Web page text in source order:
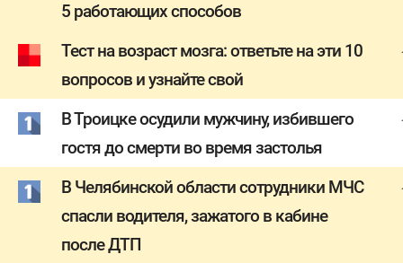
5 работающих способов
Тест на возраст мозга: ответьте на эти 10
вопросов и узнайте свой
В Троицке осудили мужчину, избившего
гостя до смерти во время застолья
В Челябинской области сотрудники МЧС
спасли водителя, зажатого в кабине
после ДТП